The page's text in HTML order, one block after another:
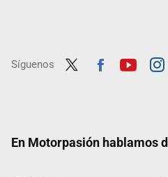
Síguenos
En Motorpasión hablamos